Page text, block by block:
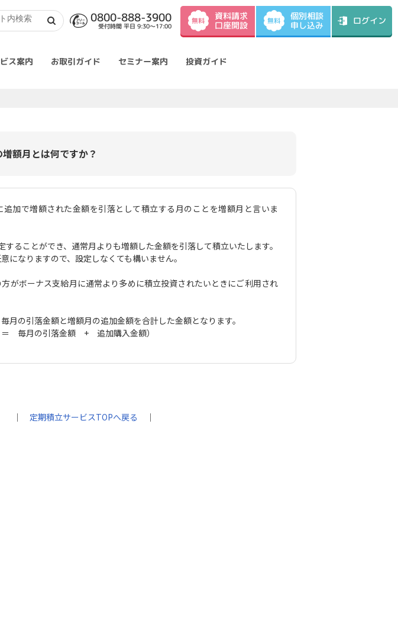
0800-888-3900
受付時間 平日 9:30～17:00
無料 資料請求
口座開設 無料 個別相談
申し込み ログイン
ス案内 お取引ガイド セミナー案内 投資ガイド
額月とは何ですか？
追加で増額された金額を引落として積立する月のことを増額月と言いま
することができ、通常月よりも増額した金額を引落して積立いたします。
になりますので、設定しなくても構いません。
がボーナス支給月に通常より多めに積立投資されたいときにご利用され
月の引落金額と増額月の追加金額を合計した金額となります。
＝ 毎月の引落金額 + 追加購入金額）
｜ 定期積立サービスTOPへ戻る ｜